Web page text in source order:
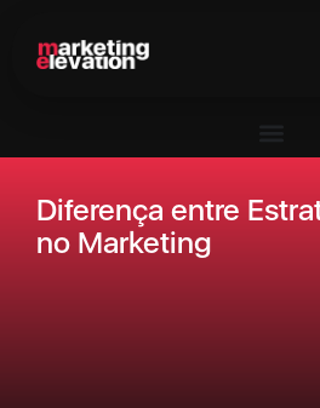
Diferença entre
no Marketing